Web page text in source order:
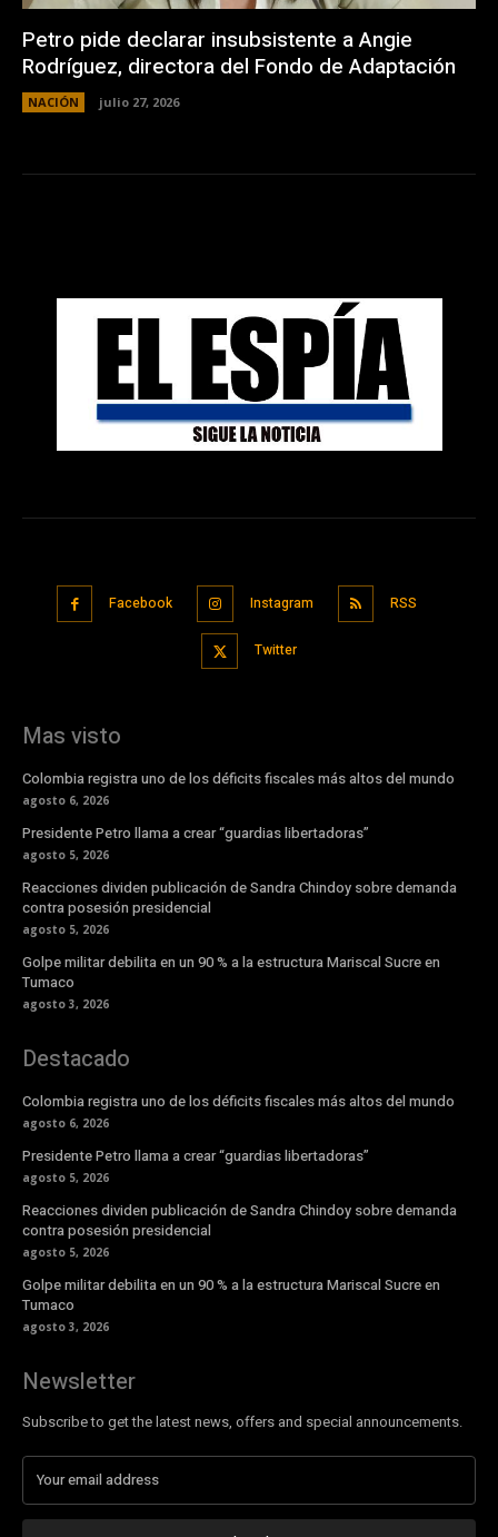
Petro pide declarar insubsistente a Angie
Rodríguez, directora del Fondo de Adaptación
NACIÓN julio 27, 2026
Facebook Instagram RSS
Twitter
Mas visto
Colombia registra uno de los déficits fiscales más altos del mundo
agosto 6, 2026
Presidente Petro llama a crear “guardias libertadoras”
agosto 5, 2026
Reacciones dividen publicación de Sandra Chindoy sobre demanda
contra posesión presidencial
agosto 5, 2026
Golpe militar debilita en un 90 % a la estructura Mariscal Sucre en
Tumaco
agosto 3, 2026
Destacado
Colombia registra uno de los déficits fiscales más altos del mundo
agosto 6, 2026
Presidente Petro llama a crear “guardias libertadoras”
agosto 5, 2026
Reacciones dividen publicación de Sandra Chindoy sobre demanda
contra posesión presidencial
agosto 5, 2026
Golpe militar debilita en un 90 % a la estructura Mariscal Sucre en
Tumaco
agosto 3, 2026
Newsletter
Subscribe to get the latest news, offers and special announcements.